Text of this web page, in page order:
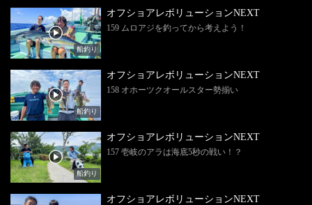
船釣り
オフショアレボリューションNEXT
159 ムロアジを釣ってから考えよう！
船釣り
オフショアレボリューションNEXT
158 オホーツクオールスター勢揃い
船釣り
オフショアレボリューションNEXT
157 壱岐のアラは海底5秒の戦い！？
オフショアレボリューションNEXT